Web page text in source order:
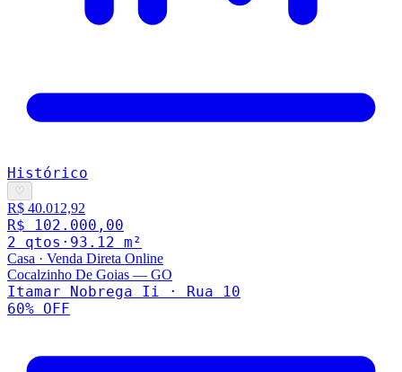
Histórico
♡
R$ 40.012,92
R$ 102.000,00
2 qtos · 93.12 m²
Casa · Venda Direta Online
Cocalzinho De Goias — GO
Itamar Nobrega Ii · Rua 10
60% OFF